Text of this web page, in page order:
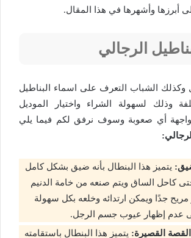
وأشهرها في هذا المقال.
الرجالي
الشباب التعرف على اسماء البناطيل
وذلك لسهولة الشراء واختيار الموديل
أي صعوبة وسوف نرفق لكم فيما يلي
يتميز هذا البنطال بأنه ضيق بشكل كامل
كاحل الساق ويتم صنعه من خامة الدنيم
مريح جدًا ويمكن ارتدائه وخلعه بكل سهولة
عدم إظهار عيوب جسم الرجل.
القصة القصيرة: يتميز هذا البنطال باستقامته